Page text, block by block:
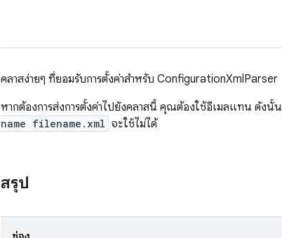
คลาสง่ายๆ ที่ยอมรับการตั้งค่าสําหรับ ConfigurationXmlParser
หากต้องการส่งการตั้งค่าไปยังคลาสนี้ คุณต้องใช้อีเมลแทน ดังนั้น
name filename.xml จะใช้ไม่ได้
สรุป